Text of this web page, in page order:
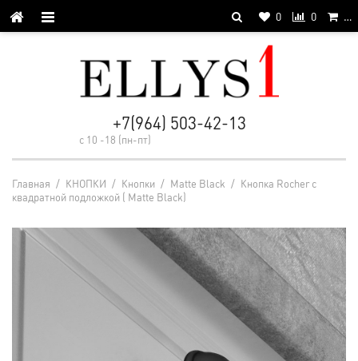
0 0 …
+7(964) 503-42-13
с 10 -18 (пн-пт)
Главная / КНОПКИ / Кнопки / Matte Black / Кнопка Rocher c
квадратной подложкой ( Matte Black)